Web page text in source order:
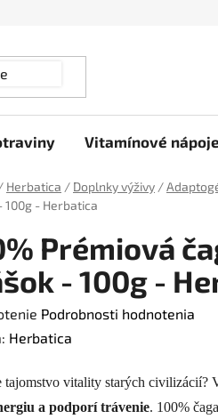
Vitamínové nápoje
Herbatica / Doplnky výživy /
100g - Herbatica
Prémiová
- 100g -
Podrobnosti hodnotenia
Herbatica
tajomstvo vitality starých civilizácií?
a podporí trávenie. 100%